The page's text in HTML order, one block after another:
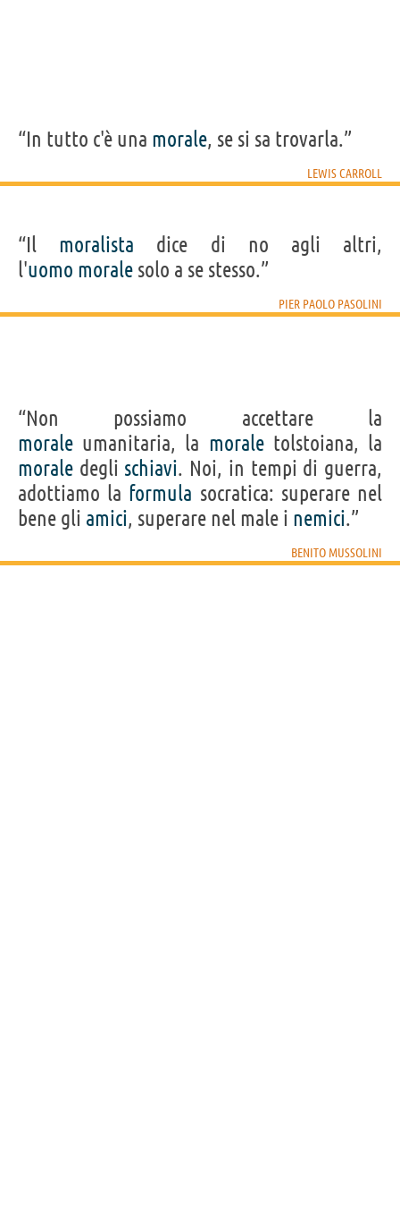
“In tutto c'è una morale, se si sa trovarla.”
LEWIS CARROLL
“Il moralista dice di no agli altri,
l'uomo morale solo a se stesso.”
PIER PAOLO PASOLINI
“Non possiamo accettare la
morale umanitaria, la moraletolstoiana, la
morale degli schiavi. Noi, in tempi di guerra,
adottiamo la formula socratica: superare nel
bene gli amici, superare nel male i nemici.”
BENITO MUSSOLINI